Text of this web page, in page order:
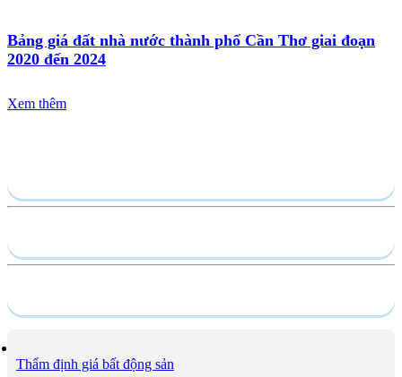
Bảng giá đất nhà nước thành phố Cần Thơ giai đoạn
2020 đến 2024
Xem thêm
Thẩm định giá bất động sản